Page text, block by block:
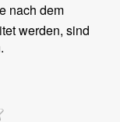
nach dem
werden, sind